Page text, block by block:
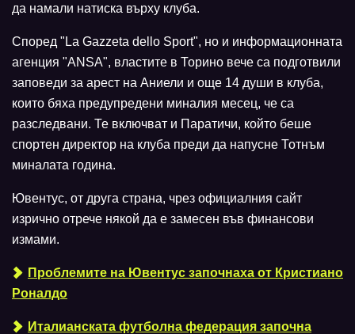
да намали натиска върху клуба.
Според "La Gazzeta dello Sport", но и информационната
агенция "ANSA", властите в Торино вече са подготвили
заповеди за арест на Аниели и още 14 души в клуба,
които бяха предупредени миналия месец, че са
разследвани. Те включват и Паратичи, който беше
спортен директор на клуба преди да напусне Тотнъм
миналата година.
Ювентус, от друга страна, чрез официалния сайт
изрично отрече някой да е замесен във финансови
измами.
Проблемите на Ювентус започнаха от Кристиано
Роналдо
Италианската футболна федерация започна